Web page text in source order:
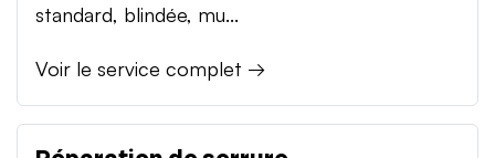
standard, blindée, mu...
Voir le service complet →